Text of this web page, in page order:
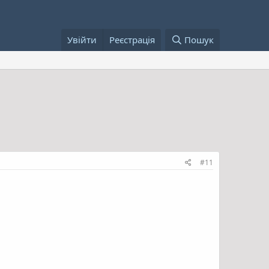
Увійти Реєстрація Пошук
#11